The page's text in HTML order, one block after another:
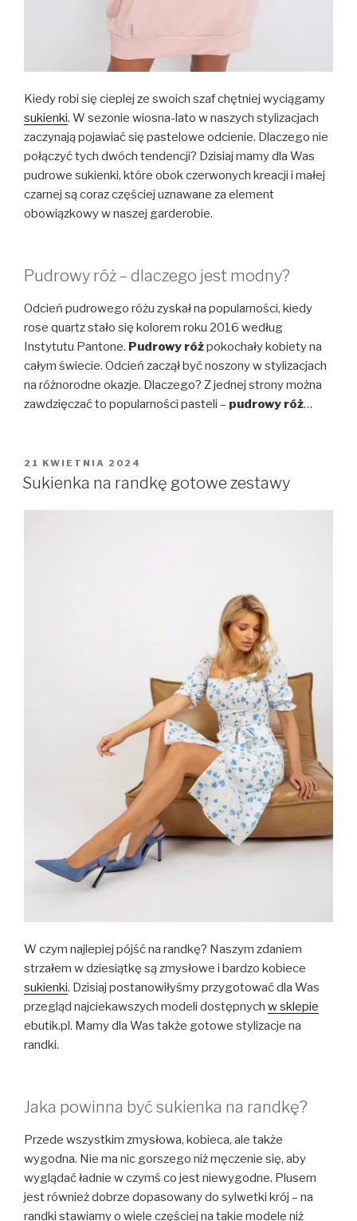
Kiedy robi się cieplej ze swoich szaf chętniej wyciągamy
sukienki. W sezonie wiosna-lato w naszych stylizacjach
zaczynają pojawiać się pastelowe odcienie. Dlaczego nie
połączyć tych dwóch tendencji? Dzisiaj mamy dla Was
pudrowe sukienki, które obok czerwonych kreacji i małej
czarnej są coraz częściej uznawane za element
obowiązkowy w naszej garderobie.
Pudrowy róż – dlaczego jest modny?
Odcień pudrowego różu zyskał na popularności, kiedy
rose quartz stało się kolorem roku 2016 według
Instytutu Pantone. Pudrowy różpokochały kobiety na
całym świecie. Odcień zaczął być noszony w stylizacjach
na różnorodne okazje. Dlaczego? Z jednej strony można
zawdzięczać to popularności pasteli – pudrowy róż…
OPUBLIKOWANE
W
21 KWIETNIA 2024
Sukienka na randkę gotowe zestawy
W czym najlepiej pójść na randkę? Naszym zdaniem
strzałem w dziesiątkę są zmysłowe i bardzo kobiece
sukienki. Dzisiaj postanowiłyśmy przygotować dla Was
przegląd najciekawszych modeli dostępnych w sklepie
ebutik.pl. Mamy dla Was także gotowe stylizacje na
randki.
Jaka powinna być sukienka na randkę?
Przede wszystkim zmysłowa, kobieca, ale także
wygodna. Nie ma nic gorszego niż męczenie się, aby
wyglądać ładnie w czymś co jest niewygodne. Plusem
jest również dobrze dopasowany do sylwetki krój – na
randki stawiamy o wiele częściej na takie modele niż